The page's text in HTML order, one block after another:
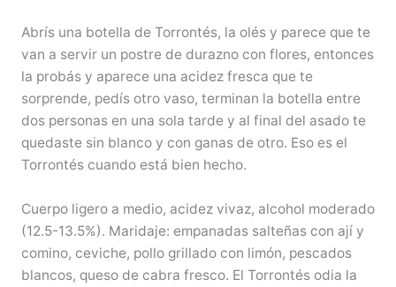
Abrís una botella de Torrontés, la olés y parece que te
van a servir un postre de durazno con flores, entonces
la probás y aparece una acidez fresca que te
sorprende, pedís otro vaso, terminan la botella entre
dos personas en una sola tarde y al final del asado te
quedaste sin blanco y con ganas de otro. Eso es el
Torrontés cuando está bien hecho.
Cuerpo ligero a medio, acidez vivaz, alcohol moderado
(12.5-13.5%). Maridaje: empanadas salteñas con ají y
comino, ceviche, pollo grillado con limón, pescados
blancos, queso de cabra fresco. El Torrontés odia la